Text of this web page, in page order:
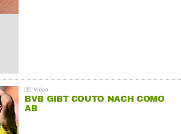
BVB GIBT COUTO NACH COMO
AB